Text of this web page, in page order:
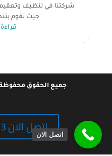
شركتنا في تنظيف وتعقيم
حيث نقوم
جميع الحقوق
اتصل الان 0507260833اتصل الان